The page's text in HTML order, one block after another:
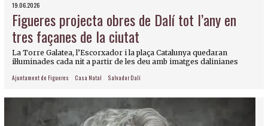
19.06.2026
Figueres projecta obres de Dalí tot l’any en
tres façanes de la ciutat
La Torre Galatea, l’Escorxador i la plaça Catalunya quedaran
il·luminades cada nit a partir de les deu amb imatges dalinianes
Ajuntament de Figueres Casa Natal Salvador Dalí